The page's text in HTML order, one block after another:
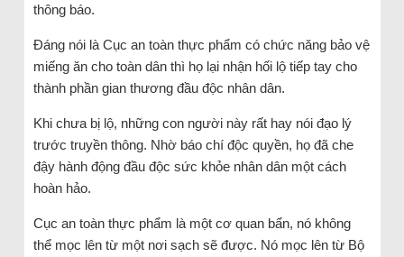
thông báo.
Đáng nói là Cục an toàn thực phẩm có chức năng bảo vệ
miếng ăn cho toàn dân thì họ lại nhận hối lộ tiếp tay cho
thành phần gian thương đầu độc nhân dân.
Khi chưa bị lộ, những con người này rất hay nói đạo lý
trước truyền thông. Nhờ báo chí độc quyền, họ đã che
đậy hành động đầu độc sức khỏe nhân dân một cách
hoàn hảo.
Cục an toàn thực phẩm là một cơ quan bẩn, nó không
thể mọc lên từ một nơi sạch sẽ được. Nó mọc lên từ Bộ